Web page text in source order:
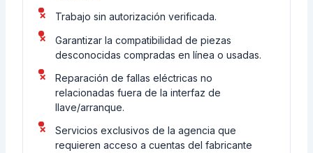
Trabajo sin autorización verificada.
Garantizar la compatibilidad de piezas
desconocidas compradas en línea o usadas.
Reparación de fallas eléctricas no
relacionadas fuera de la interfaz de
llave/arranque.
Servicios exclusivos de la agencia que
requieren acceso a cuentas del fabricante